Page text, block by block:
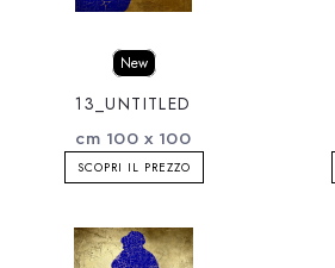
New
13_UNTITLED
cm 100 x 100
SCOPRI IL PREZZO